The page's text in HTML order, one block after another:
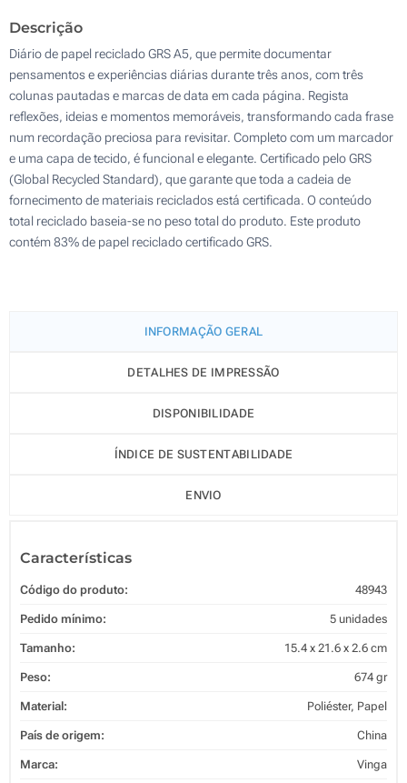
Outra :
Descrição
Diário de papel reciclado GRS A5, que permite documentar
pensamentos e experiências diárias durante três anos, com três
colunas pautadas e marcas de data em cada página. Regista
reflexões, ideias e momentos memoráveis, transformando cada frase
num recordação preciosa para revisitar. Completo com um marcador
e uma capa de tecido, é funcional e elegante. Certificado pelo GRS
(Global Recycled Standard), que garante que toda a cadeia de
fornecimento de materiais reciclados está certificada. O conteúdo
total reciclado baseia-se no peso total do produto. Este produto
contém 83% de papel reciclado certificado GRS.
INFORMAÇÃO GERAL
DETALHES DE IMPRESSÃO
DISPONIBILIDADE
ÍNDICE DE SUSTENTABILIDADE
ENVIO
Características
Código do produto: 48943
Pedido mínimo: 5 unidades
Tamanho: 15.4 x 21.6 x 2.6 cm
Peso: 674 gr
Material: Poliéster, Papel
País de origem: China
Marca: Vinga